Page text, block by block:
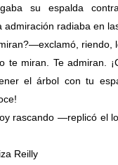
su espalda
admiración radiaba en
riendo,
te miran. Te admiran.
el árbol con tu
rascando —replicó el
Reilly